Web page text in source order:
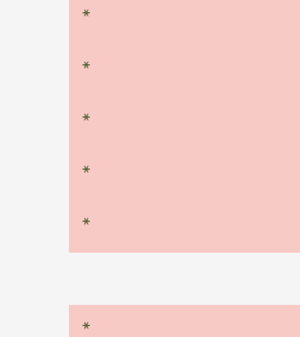
*
*
*
*
*
*